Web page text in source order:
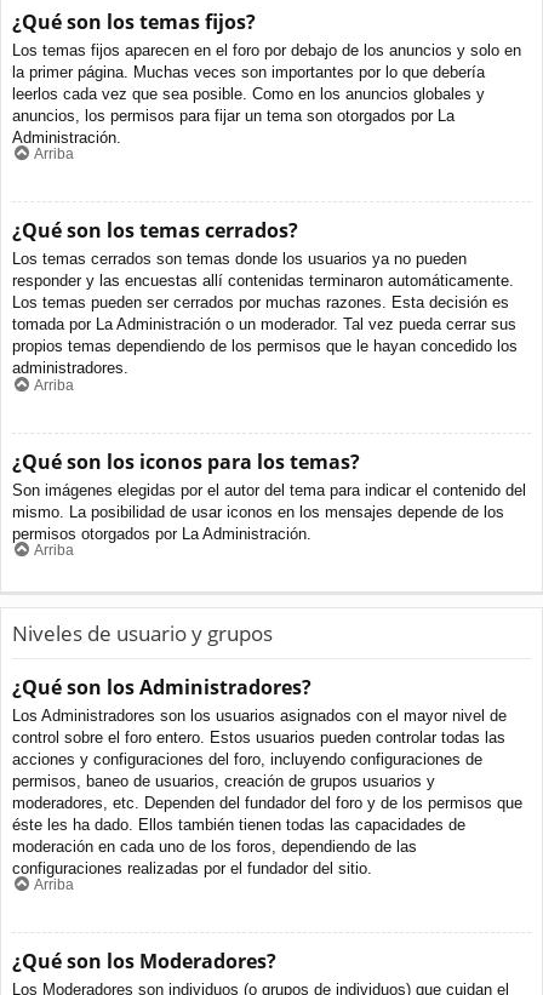
¿Qué son los temas fijos?
Los temas fijos aparecen en el foro por debajo de los anuncios y solo en
la primer página. Muchas veces son importantes por lo que debería
leerlos cada vez que sea posible. Como en los anuncios globales y
anuncios, los permisos para fijar un tema son otorgados por La
Administración.
Arriba
¿Qué son los temas cerrados?
Los temas cerrados son temas donde los usuarios ya no pueden
responder y las encuestas allí contenidas terminaron automáticamente.
Los temas pueden ser cerrados por muchas razones. Esta decisión es
tomada por La Administración o un moderador. Tal vez pueda cerrar sus
propios temas dependiendo de los permisos que le hayan concedido los
administradores.
Arriba
¿Qué son los iconos para los temas?
Son imágenes elegidas por el autor del tema para indicar el contenido del
mismo. La posibilidad de usar iconos en los mensajes depende de los
permisos otorgados por La Administración.
Arriba
Niveles de usuario y grupos
¿Qué son los Administradores?
Los Administradores son los usuarios asignados con el mayor nivel de
control sobre el foro entero. Estos usuarios pueden controlar todas las
acciones y configuraciones del foro, incluyendo configuraciones de
permisos, baneo de usuarios, creación de grupos usuarios y
moderadores, etc. Dependen del fundador del foro y de los permisos que
éste les ha dado. Ellos también tienen todas las capacidades de
moderación en cada uno de los foros, dependiendo de las
configuraciones realizadas por el fundador del sitio.
Arriba
¿Qué son los Moderadores?
Los Moderadores son individuos (o grupos de individuos) que cuidan el